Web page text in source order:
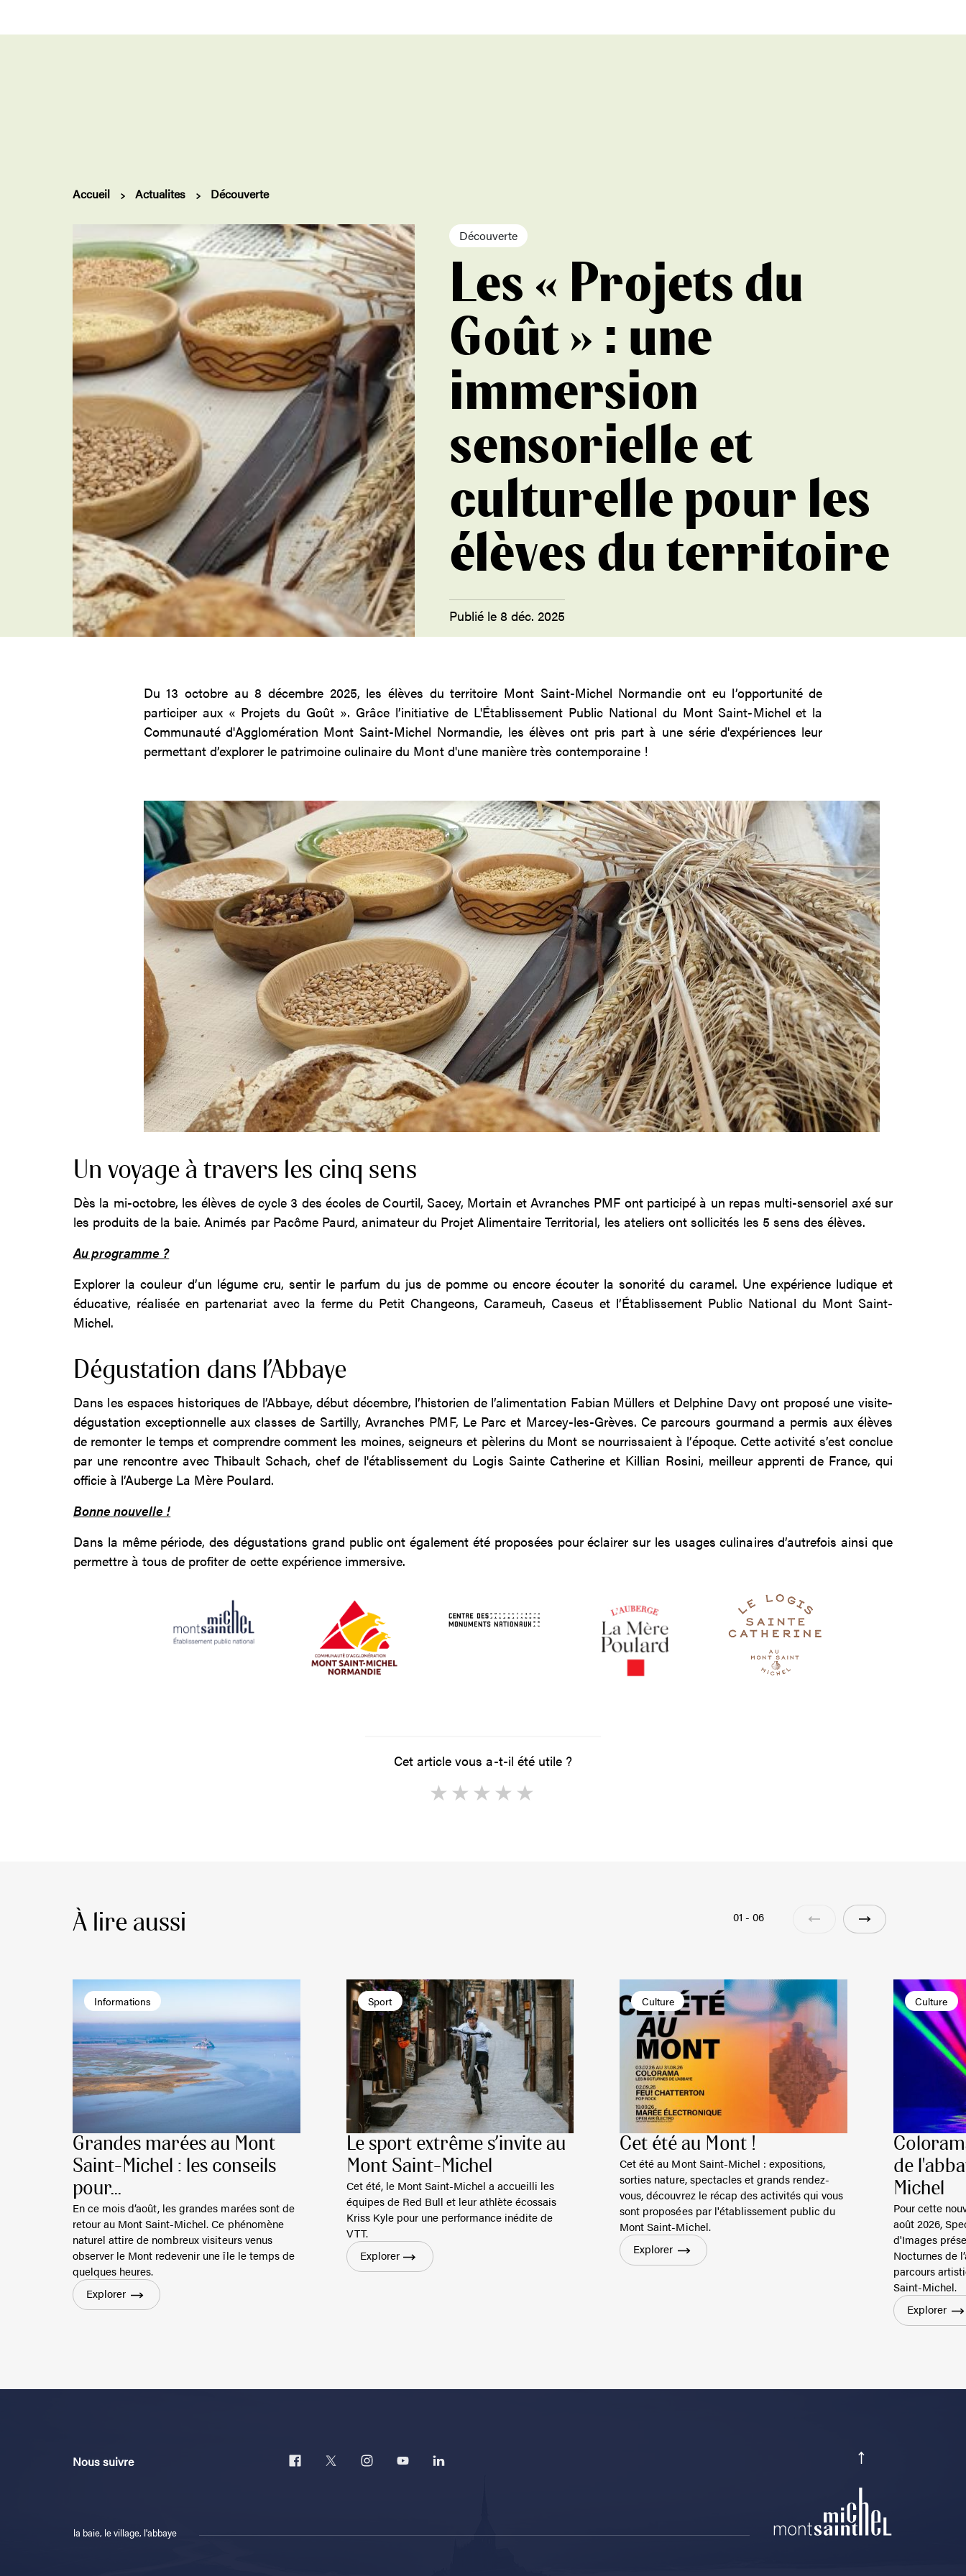
Accueil Actualites Découverte
Découverte
Les « Projets du
Goût » : une
immersion
sensorielle et
culturelle pour les
élèves du territoire
Publié le 8 déc. 2025
Du 13 octobre au 8 décembre 2025, les élèves du territoire Mont Saint-Michel Normandie ont eu l’opportunité de
participer aux « Projets du Goût ». Grâce l’initiative de L'Établissement Public National du Mont Saint-Michel et la
Communauté d'Agglomération Mont Saint-Michel Normandie, les élèves ont pris part à une série d'expériences leur
permettant d’explorer le patrimoine culinaire du Mont d'une manière très contemporaine !
Un voyage à travers les cinq sens
Dès la mi-octobre, les élèves de cycle 3 des écoles de Courtil, Sacey, Mortain et Avranches PMF ont participé à un repas multi-sensoriel axé sur
les produits de la baie. Animés par Pacôme Paurd, animateur du Projet Alimentaire Territorial, les ateliers ont sollicités les 5 sens des élèves.
Au programme ?
Explorer la couleur d’un légume cru, sentir le parfum du jus de pomme ou encore écouter la sonorité du caramel. Une expérience ludique et
éducative, réalisée en partenariat avec la ferme du Petit Changeons, Carameuh, Caseus et l’Établissement Public National du Mont Saint-
Michel.
Dégustation dans l’Abbaye
Dans les espaces historiques de l’Abbaye, début décembre, l’historien de l’alimentation Fabian Müllers et Delphine Davy ont proposé une visite-
dégustation exceptionnelle aux classes de Sartilly, Avranches PMF, Le Parc et Marcey-les-Grèves. Ce parcours gourmand a permis aux élèves
de remonter le temps et comprendre comment les moines, seigneurs et pèlerins du Mont se nourrissaient à l’époque. Cette activité s’est conclue
par une rencontre avec Thibault Schach, chef de l'établissement du Logis Sainte Catherine et Killian Rosini, meilleur apprenti de France, qui
officie à l’Auberge La Mère Poulard.
Bonne nouvelle !
Dans la même période, des dégustations grand public ont également été proposées pour éclairer sur les usages culinaires d’autrefois ainsi que
permettre à tous de profiter de cette expérience immersive.
Cet article vous a-t-il été utile ?
4
3
2
1
À lire aussi
Informations
Grandes marées au Mont
Saint-Michel : les conseils
pour...
En ce mois d’août, les grandes marées sont de
retour au Mont Saint-Michel. Ce phénomène
naturel attire de nombreux visiteurs venus
observer le Mont redevenir une île le temps de
quelques heures.
Explorer
Sport
Le sport extrême s’invite au
Mont Saint-Michel
Cet été, le Mont Saint-Michel a accueilli les
équipes de Red Bull et leur athlète écossais
Kriss Kyle pour une performance inédite de
VTT.
Explorer
Culture
Cet été au Mont !
Cet été au Mont Saint-Michel : expositions,
sorties nature, spectacles et grands rendez-
vous, découvrez le récap des activités qui vous
sont proposées par l'établissement public du
Mont Saint-Michel.
Explorer
Culture
de
Michel
Pour cette
août 2026,
d'Images
Nocturnes de
parcours
Saint-Michel.
Explorer
01 - 06
Nous suivre
la baie, le village, l'abbaye